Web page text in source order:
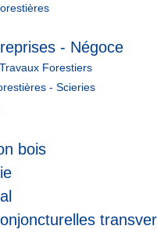
- Négoce
Forestiers
- Scieries
bois